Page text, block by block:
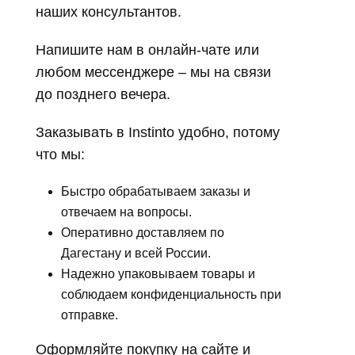
наших консультантов.
Напишите нам в онлайн-чате или
любом мессенджере – мы на связи
до позднего вечера.
Заказывать в Instinto удобно, потому
что мы:
Быстро обрабатываем заказы и
отвечаем на вопросы.
Оперативно доставляем по
Дагестану и всей России.
Надежно упаковываем товары и
соблюдаем конфиденциальность при
отправке.
Оформляйте покупку на сайте и